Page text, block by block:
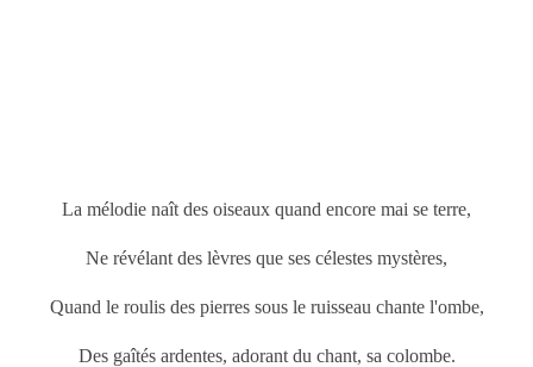
La mélodie naît des oiseaux quand encore mai se terre,
Ne révélant des lèvres que ses célestes mystères,
Quand le roulis des pierres sous le ruisseau chante l'ombe,
Des gaîtés ardentes, adorant du chant, sa colombe.